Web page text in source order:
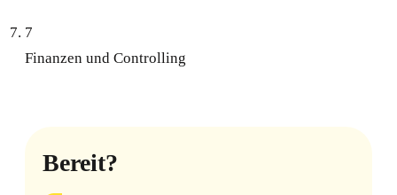
7
Finanzen und Controlling
Bereit?